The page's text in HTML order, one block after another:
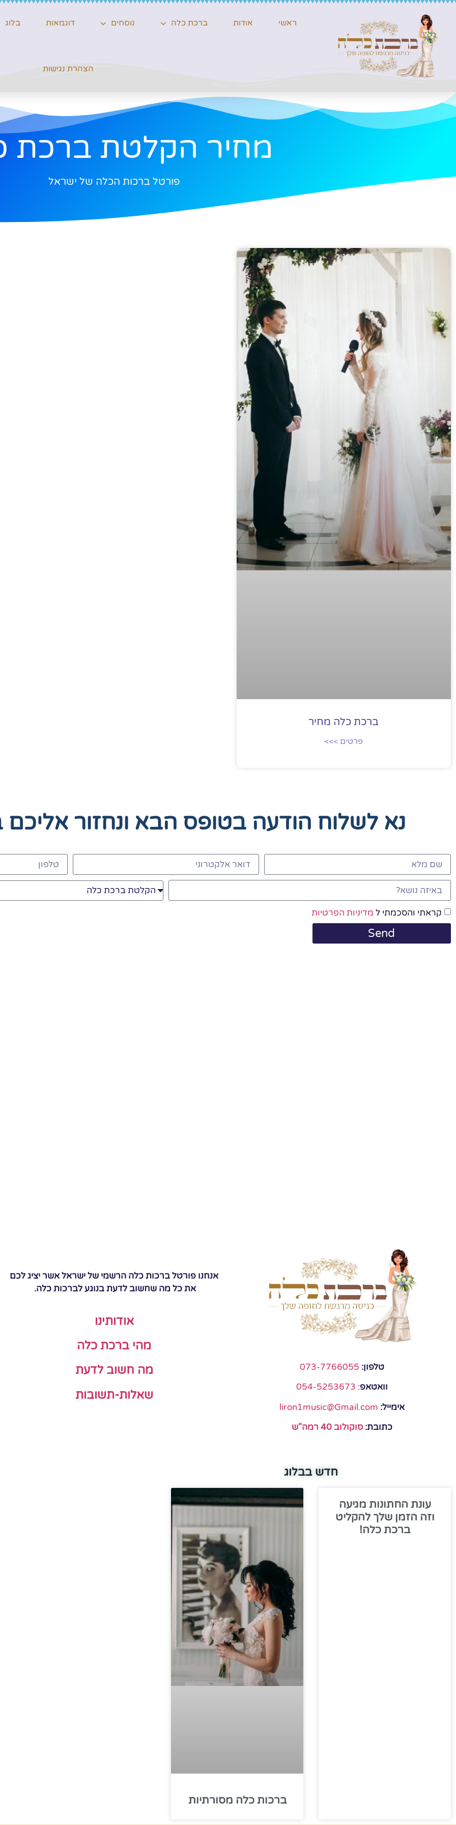
ראשי אודות ברכת כלה נוסחים דוגמאות בלוג
הצהרת נגישות
מחיר הקלטת ברכת
פורטל ברכות הכלה של ישראל
ברכת כלה מחיר
פרטים >>>
נא לשלוח הודעה בטופס הבא ונחזור
קראתי והסכמתי ל מדיניות הפרטיות
Send
טלפון: 073-7766055
וואטאפ:
054-5253673
אימייל: liron1music@Gmail.com
כתובת: סוקולוב 40 רמה"ש
אנחנו פורטל ברכות כלה הרשמי של ישראל אשר יציג לכם
את כל מה שחשוב לדעת בנוגע לברכות כלה.
אודותינו
מהי ברכת כלה
מה חשוב לדעת
שאלות-תשובות
חדש בבלוג
עונת החתונות מגיעה
וזה הזמן שלך להקליט
ברכת כלה!
ברכות כלה מסורתיות